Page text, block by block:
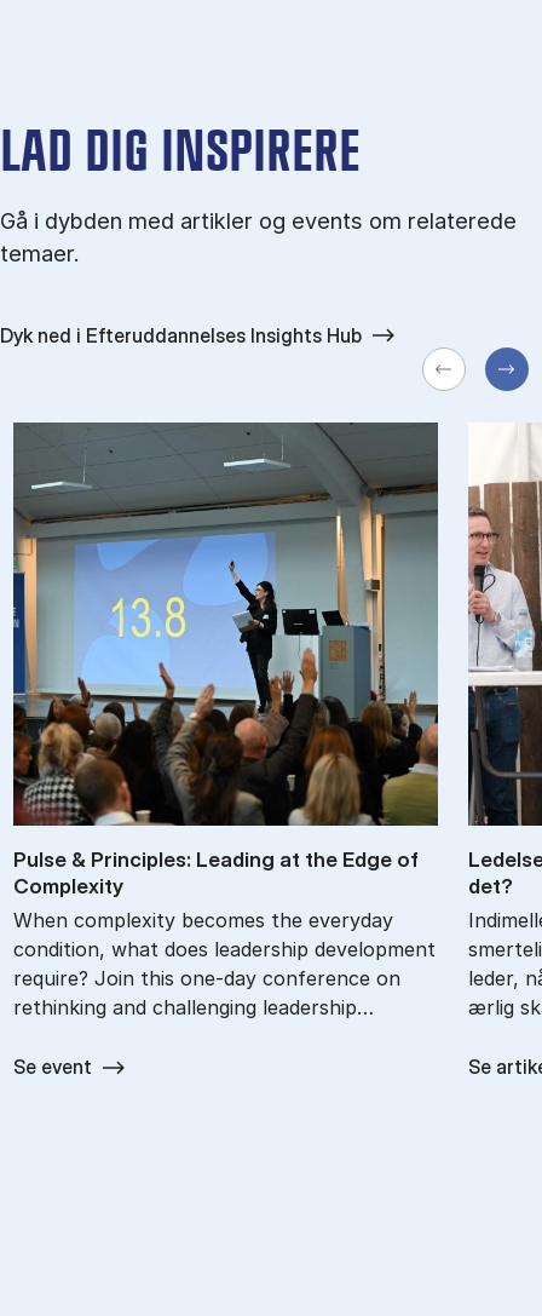
LAD DIG INSPIRERE
Gå i dybden med artikler og events om relaterede
temaer.
Dyk ned i Efteruddannelses Insights Hub
Pul­se & Prin­cip­les: Le­a­ding at the Edge of
Com­ple­xi­ty
When complexity becomes the everyday
condition, what does leadership development
require? Join this one-day conference on
rethinking and challenging leadership…
Se event
det?
leder,
ærlig
Se